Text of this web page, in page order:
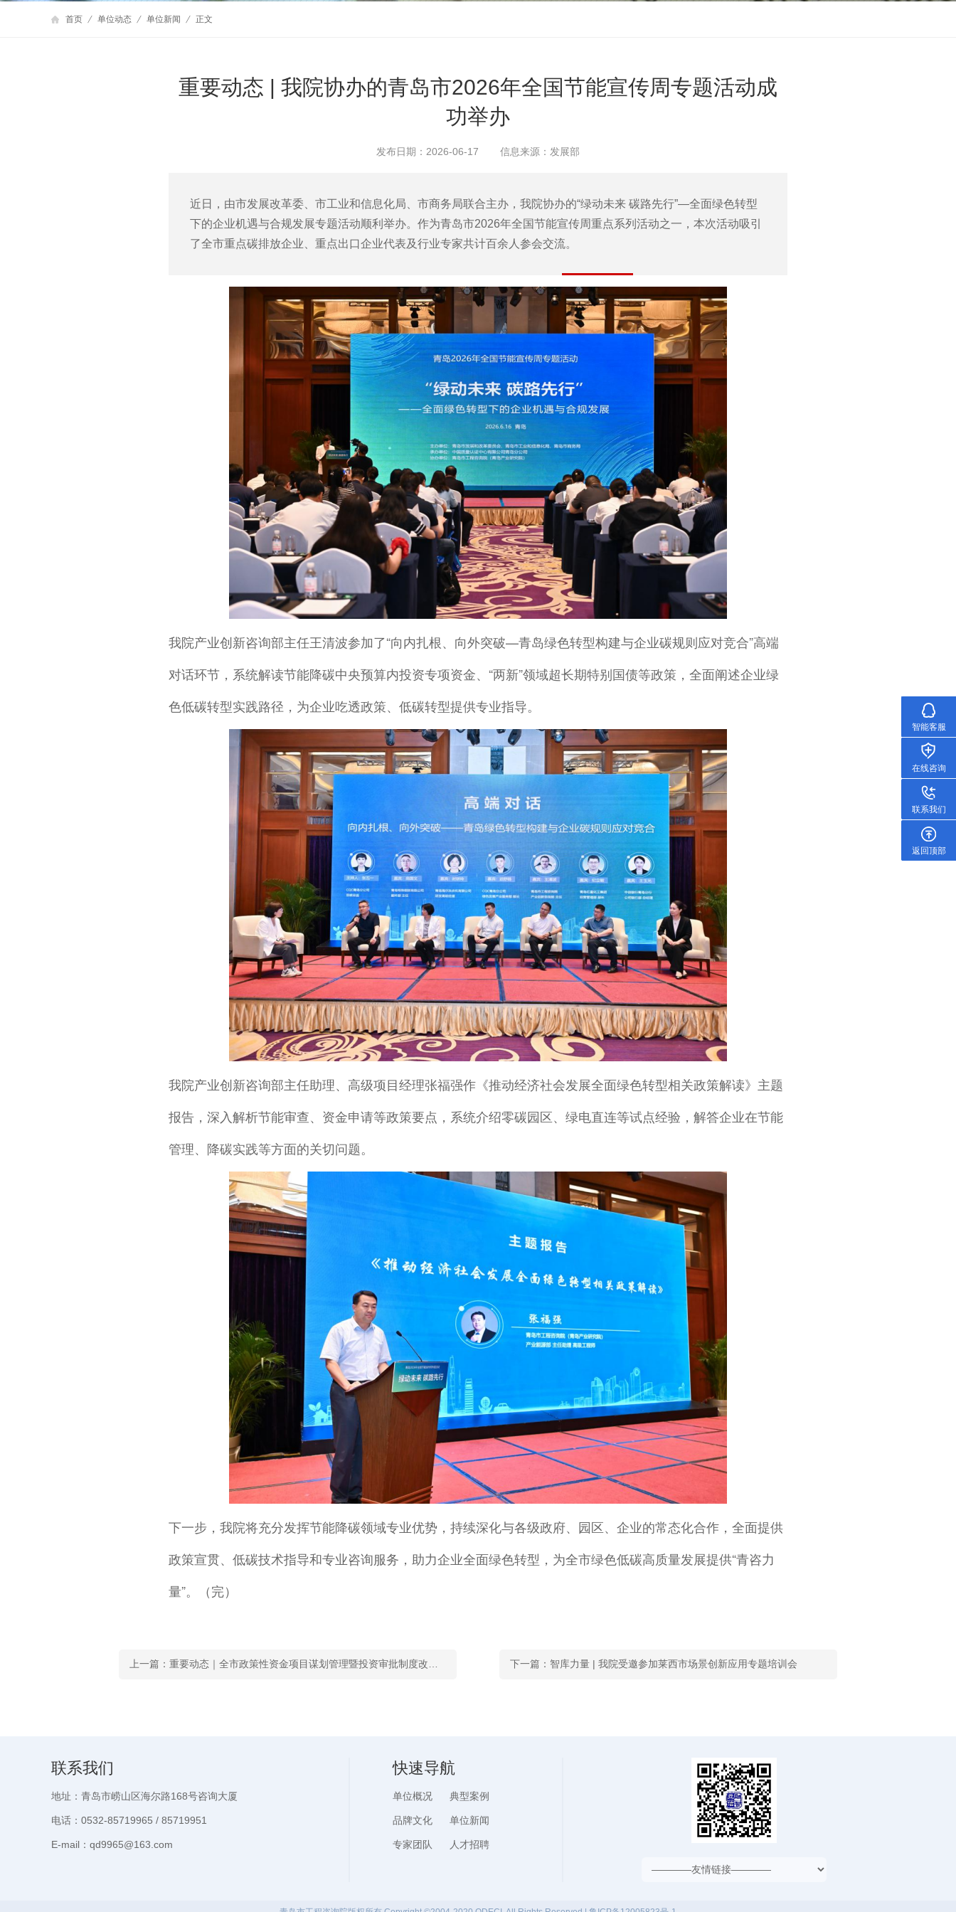
首页 单位动态 单位新闻 正文
重要动态 | 我院协办的青岛市2026年全国节能宣传周专题活动成
功举办
发布日期：2026-06-17 信息来源：发展部
近日，由市发展改革委、市工业和信息化局、市商务局联合主办，我院协办的“绿动未来 碳路先行”—全面绿色转型
下的企业机遇与合规发展专题活动顺利举办。作为青岛市2026年全国节能宣传周重点系列活动之一，本次活动吸引
了全市重点碳排放企业、重点出口企业代表及行业专家共计百余人参会交流。
我院产业创新咨询部主任王清波参加了“向内扎根、向外突破—青岛绿色转型构建与企业碳规则应对竞合”高端
对话环节，系统解读节能降碳中央预算内投资专项资金、“两新”领域超长期特别国债等政策，全面阐述企业绿
色低碳转型实践路径，为企业吃透政策、低碳转型提供专业指导。
我院产业创新咨询部主任助理、高级项目经理张福强作《推动经济社会发展全面绿色转型相关政策解读》主题
报告，深入解析节能审查、资金申请等政策要点，系统介绍零碳园区、绿电直连等试点经验，解答企业在节能
管理、降碳实践等方面的关切问题。
下一步，我院将充分发挥节能降碳领域专业优势，持续深化与各级政府、园区、企业的常态化合作，全面提供
政策宣贯、低碳技术指导和专业咨询服务，助力企业全面绿色转型，为全市绿色低碳高质量发展提供“青咨力
量”。（完）
下一篇：智库力量 | 我院受邀参加莱西市场景创新应用专题培训会
联系我们
地址：青岛市崂山区海尔路168号咨询大厦
电话：0532-85719965 / 85719951
E-mail：qd9965@163.com
快速导航
单位概况 典型案例
品牌文化 单位新闻
专家团队 人才招聘
智能客服
在线咨询
联系我们
返回顶部